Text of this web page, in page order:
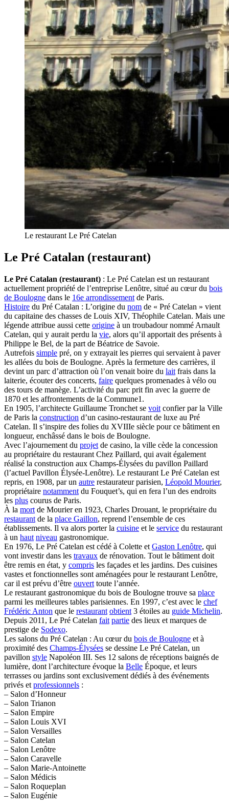
Le restaurant Le Pré Catelan
Le Pré Catalan (restaurant)
Le Pré Catalan (restaurant) : Le Pré Catelan est un restaurant
actuellement propriété de l’entreprise Lenôtre, situé au cœur du bois
de Boulogne dans le 16e arrondissement de Paris.
Histoire du Pré Catalan : L’origine du nom de « Pré Catelan » vient
du capitaine des chasses de Louis XIV, Théophile Catelan. Mais une
légende attribue aussi cette origine à un troubadour nommé Arnault
Catelan, qui y aurait perdu la vie, alors qu’il apportait des présents à
Philippe le Bel, de la part de Béatrice de Savoie.
Autrefois simple pré, on y extrayait les pierres qui servaient à paver
les allées du bois de Boulogne. Après la fermeture des carrières, il
devint un parc d’attraction où l’on venait boire du lait frais dans la
laiterie, écouter des concerts, faire quelques promenades à vélo ou
des tours de manège. L’activité du parc prit fin avec la guerre de
1870 et les affrontements de la Commune1.
En 1905, l’architecte Guillaume Tronchet se voit confier par la Ville
de Paris la construction d’un casino-restaurant de luxe au Pré
Catelan. Il s’inspire des folies du XVIIIe siècle pour ce bâtiment en
longueur, enchâssé dans le bois de Boulogne.
Avec l’ajournement du projet de casino, la ville cède la concession
au propriétaire du restaurant Chez Paillard, qui avait également
réalisé la construction aux Champs-Élysées du pavillon Paillard
(l’actuel Pavillon Élysée-Lenôtre). Le restaurant Le Pré Catelan est
repris, en 1908, par un autre restaurateur parisien, Léopold Mourier,
propriétaire notamment du Fouquet’s, qui en fera l’un des endroits
les plus courus de Paris.
À la mort de Mourier en 1923, Charles Drouant, le propriétaire du
restaurant de la place Gaillon, reprend l’ensemble de ces
établissements. Il va alors porter la cuisine et le service du restaurant
à un haut niveau gastronomique.
En 1976, Le Pré Catelan est cédé à Colette et Gaston Lenôtre, qui
vont investir dans les travaux de rénovation. Tout le bâtiment doit
être remis en état, y compris les façades et les jardins. Des cuisines
vastes et fonctionnelles sont aménagées pour le restaurant Lenôtre,
car il est prévu d’être ouvert toute l’année.
Le restaurant gastronomique du bois de Boulogne trouve sa place
parmi les meilleures tables parisiennes. En 1997, c’est avec le chef
Frédéric Anton que le restaurant obtient 3 étoiles au guide Michelin.
Depuis 2011, Le Pré Catelan fait partie des lieux et marques de
prestige de Sodexo.
Les salons du Pré Catelan : Au cœur du bois de Boulogne et à
proximité des Champs-Élysées se dessine Le Pré Catelan, un
pavillon style Napoléon III. Ses 12 salons de réceptions baignés de
lumière, dont l’architecture évoque la Belle Époque, et leurs
terrasses ou jardins sont exclusivement dédiés à des événements
privés et professionnels :
– Salon d’Honneur
– Salon Trianon
– Salon Empire
– Salon Louis XVI
– Salon Versailles
– Salon Catelan
– Salon Lenôtre
– Salon Caravelle
– Salon Marie-Antoinette
– Salon Médicis
– Salon Roqueplan
– Salon Eugénie